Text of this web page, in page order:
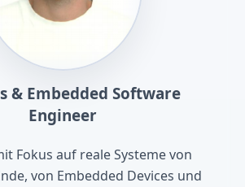
& Embedded Software
Engineer
Fokus auf reale Systeme von
von Embedded Devices und